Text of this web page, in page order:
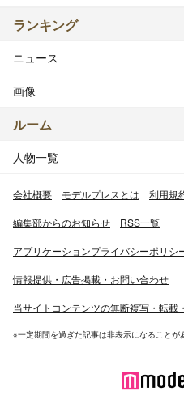
ランキング
ニュース
画像
ルーム
人物一覧
会社概要 モデルプレスとは 利用規
編集部からのお知らせ RSS一覧
アプリケーションプライバシーポリシ
情報提供・広告掲載・お問い合わせ
当サイトコンテンツの無断複写・転載
※一定期間を過ぎた記事は非表示になることが